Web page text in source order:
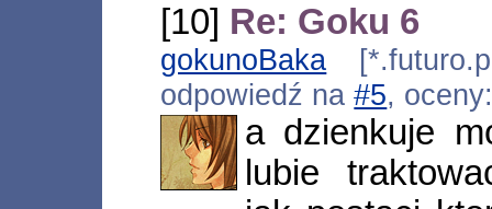
[10] Re: Goku 6
gokunoBaka
odpowiedź na#5,
a dzienkuje
lubie